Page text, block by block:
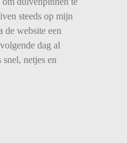
steeds op mijn
de website een
dag al
netjes en